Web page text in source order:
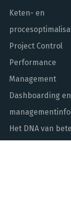
Keten- en
Project Control
Performance
Management
Dashboarding en
Het DNA van